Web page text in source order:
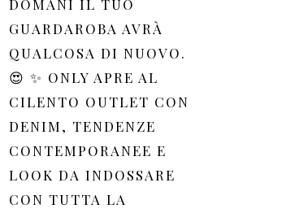
DOMANI IL TUO
GUARDAROBA AVRÀ
QUALCOSA DI NUOVO.
😍 ✨ ONLY APRE AL
CILENTO OUTLET CON
DENIM, TENDENZE
CONTEMPORANEE E
LOOK DA INDOSSARE
CON TUTTA LA